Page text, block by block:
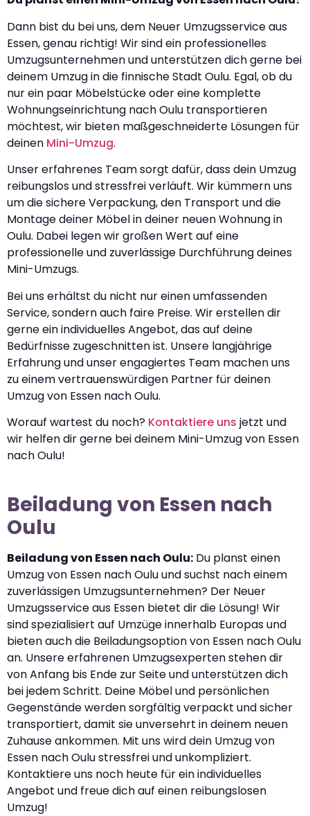
Dann bist du bei uns, dem Neuer Umzugsservice aus
Essen, genau richtig! Wir sind ein professionelles
Umzugsunternehmen und unterstützen dich gerne bei
deinem Umzug in die finnische Stadt Oulu. Egal, ob du
nur ein paar Möbelstücke oder eine komplette
Wohnungseinrichtung nach Oulu transportieren
möchtest, wir bieten maßgeschneiderte Lösungen für
deinen Mini-Umzug.
Unser erfahrenes Team sorgt dafür, dass dein Umzug
reibungslos und stressfrei verläuft. Wir kümmern uns
um die sichere Verpackung, den Transport und die
Montage deiner Möbel in deiner neuen Wohnung in
Oulu. Dabei legen wir großen Wert auf eine
professionelle und zuverlässige Durchführung deines
Mini-Umzugs.
Bei uns erhältst du nicht nur einen umfassenden
Service, sondern auch faire Preise. Wir erstellen dir
gerne ein individuelles Angebot, das auf deine
Bedürfnisse zugeschnitten ist. Unsere langjährige
Erfahrung und unser engagiertes Team machen uns
zu einem vertrauenswürdigen Partner für deinen
Umzug von Essen nach Oulu.
Worauf wartest du noch? Kontaktiere uns jetzt und
wir helfen dir gerne bei deinem Mini-Umzug von Essen
nach Oulu!
Beiladung von Essen nach
Oulu
Beiladung von Essen nach Oulu: Du planst einen
Umzug von Essen nach Oulu und suchst nach einem
zuverlässigen Umzugsunternehmen? Der Neuer
Umzugsservice aus Essen bietet dir die Lösung! Wir
sind spezialisiert auf Umzüge innerhalb Europas und
bieten auch die Beiladungsoption von Essen nach Oulu
an. Unsere erfahrenen Umzugsexperten stehen dir
von Anfang bis Ende zur Seite und unterstützen dich
bei jedem Schritt. Deine Möbel und persönlichen
Gegenstände werden sorgfältig verpackt und sicher
transportiert, damit sie unversehrt in deinem neuen
Zuhause ankommen. Mit uns wird dein Umzug von
Essen nach Oulu stressfrei und unkompliziert.
Kontaktiere uns noch heute für ein individuelles
Angebot und freue dich auf einen reibungslosen
Umzug!